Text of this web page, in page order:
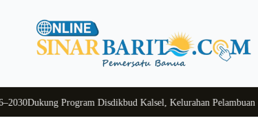
Program Disdikbud Kalsel, Kelurahan Pelambuan